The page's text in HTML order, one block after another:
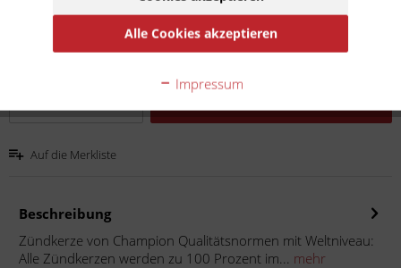
zzgl. Versandkosten
Lieferzeit 15 Werktage
Auf die Merkliste
Beschreibung
Zündkerze von Champion Qualitätsnormen mit Weltniveau:
Alle Zündkerzen werden zu 100 Prozent im... mehr
Alle Cookies akzeptieren
Impressum